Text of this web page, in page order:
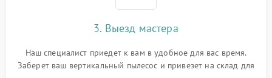
3. Выезд мастера
Наш специалист приедет к вам в удобное для вас время.
Заберет ваш вертикальный пылесос и привезет на склад для